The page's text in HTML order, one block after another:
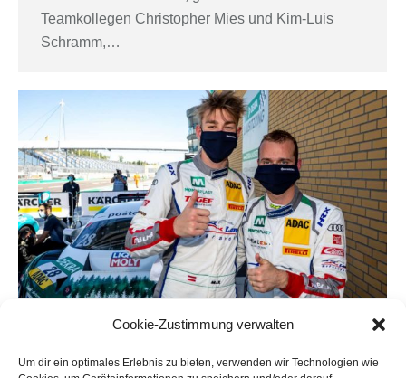
Cookie-Zustimmung verwalten
Um dir ein optimales Erlebnis zu bieten, verwenden wir Technologien wie
Teamkollegen Christopher Mies und Kim-Luis
Schramm,…
Podium zum Auftakt
ADAC GT Masters Von Land Motorsport 2. August 2020